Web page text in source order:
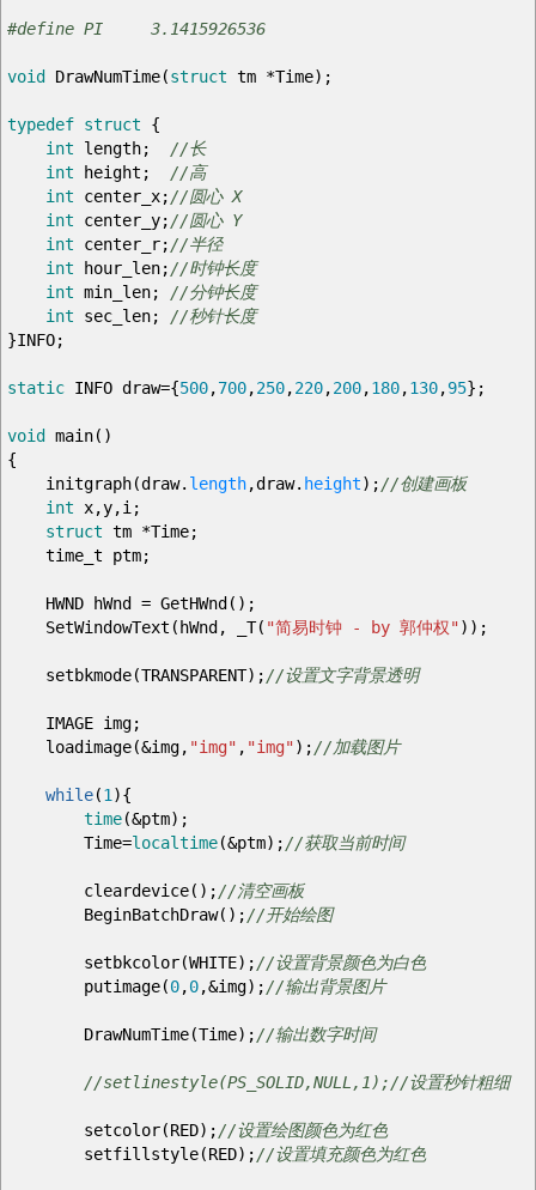
#define PI 3.1415926536
void DrawNumTime(struct tm *Time) ;
typedef struct
{
int length;
//长
int height ;
//高
int center_x;//圆心 X
int center_y;//圆心 Y
int center_r;//半径
int hour_len;//时钟长度
int min_len;
//分钟长度
int sec_len;
//秒针长度
}INFO;
static INFO draw={500,700,250,220,200,180,130,95} ;
void main( )
{
initgraph(draw. length,draw. height) ;//创建画板
int x,y,i ;
struct tm *Time;
time_t ptm;
HWND hWnd = GetHWnd ( ) ;
SetWindowText ( hWnd , _T( "简易时钟 - by 郭仲权") ) ;
setbkmode(TRANSPARENT) ;//设置文字背景透明
IMAGE img;
loadimage(&img, "img" , "img") ;//加载图片
while(1 ){
time(&ptm) ;
Time=localtime(&ptm) ;//获取当前时间
cleardevice( ) ;//清空画板
BeginBatchDraw( ) ;//开始绘图
setbkcolor(WHITE) ;//设置背景颜色为白色
putimage(0,0,&img) ;//输出背景图片
DrawNumTime(Time) ;//输出数字时间
//setlinestyle(PS_SOLID,NULL,1);//设置秒针粗细
setcolor(RED) ;//设置绘图颜色为红色
setfillstyle(RED) ;//设置填充颜色为红色